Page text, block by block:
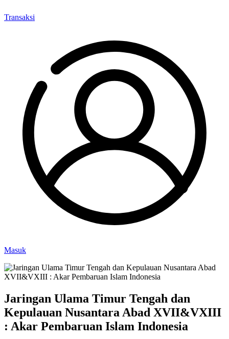
Transaksi
Masuk
Jaringan Ulama Timur Tengah dan
Kepulauan Nusantara Abad XVII&VXIII
: Akar Pembaruan Islam Indonesia